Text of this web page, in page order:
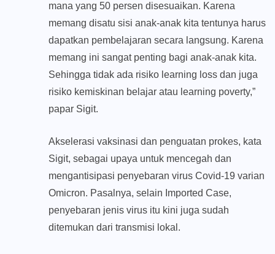
mana yang 50 persen disesuaikan. Karena
memang disatu sisi anak-anak kita tentunya harus
dapatkan pembelajaran secara langsung. Karena
memang ini sangat penting bagi anak-anak kita.
Sehingga tidak ada risiko learning loss dan juga
risiko kemiskinan belajar atau learning poverty,”
papar Sigit.
Akselerasi vaksinasi dan penguatan prokes, kata
Sigit, sebagai upaya untuk mencegah dan
mengantisipasi penyebaran virus Covid-19 varian
Omicron. Pasalnya, selain Imported Case,
penyebaran jenis virus itu kini juga sudah
ditemukan dari transmisi lokal.